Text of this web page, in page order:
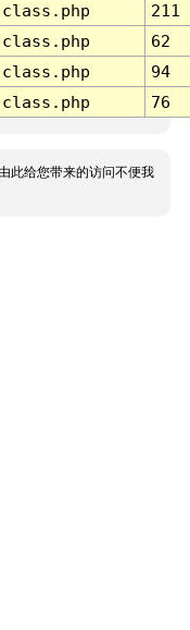
211
62
94
76
此给您带来的访问不便我